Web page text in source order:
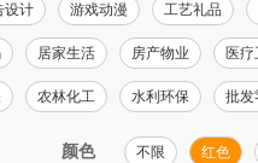
设计 游戏动漫 工艺礼品
居家生活 房产物业 医
农林化工 水利环保 批发
颜色 不限 红色